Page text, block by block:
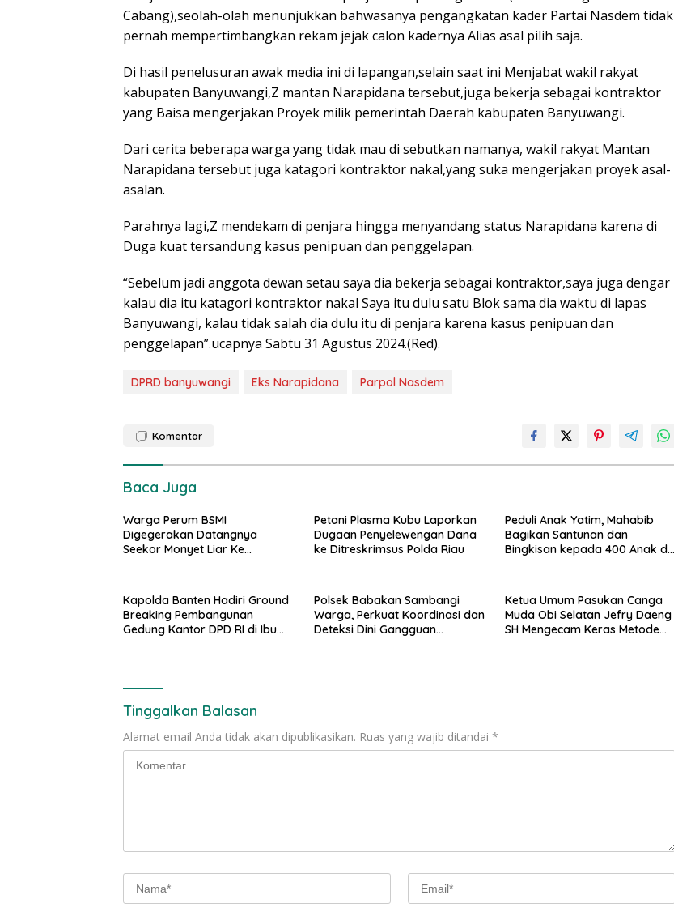
Cabang),seolah-olah menunjukkan bahwasanya pengangkatan kader Partai Nasdem tidak
pernah mempertimbangkan rekam jejak calon kadernya Alias asal pilih saja.
Di hasil penelusuran awak media ini di lapangan,selain saat ini Menjabat wakil rakyat
kabupaten Banyuwangi,Z mantan Narapidana tersebut,juga bekerja sebagai kontraktor
yang Baisa mengerjakan Proyek milik pemerintah Daerah kabupaten Banyuwangi.
Dari cerita beberapa warga yang tidak mau di sebutkan namanya, wakil rakyat Mantan
Narapidana tersebut juga katagori kontraktor nakal,yang suka mengerjakan proyek asal-
asalan.
Parahnya lagi,Z mendekam di penjara hingga menyandang status Narapidana karena di
Duga kuat tersandung kasus penipuan dan penggelapan.
“Sebelum jadi anggota dewan setau saya dia bekerja sebagai kontraktor,saya juga dengar
kalau dia itu katagori kontraktor nakal Saya itu dulu satu Blok sama dia waktu di lapas
Banyuwangi, kalau tidak salah dia dulu itu di penjara karena kasus penipuan dan
penggelapan”.ucapnya Sabtu 31 Agustus 2024.(Red).
DPRD banyuwangi Eks Narapidana Parpol Nasdem
Komentar
Baca Juga
Warga Perum BSMI
Digegerakan Datangnya
Seekor Monyet Liar Ke
Petani Plasma Kubu Laporkan
Dugaan Penyelewengan Dana
ke Ditreskrimsus Polda Riau
Peduli Anak Yatim, Mahabib
Bagikan Santunan dan
Bingkisan kepada 400 Anak di
Kapolda Banten Hadiri Ground
Breaking Pembangunan
Gedung Kantor DPD RI di Ibu
Polsek Babakan Sambangi
Warga, Perkuat Koordinasi dan
Deteksi Dini Gangguan
Ketua Umum Pasukan Canga
Muda Obi Selatan Jefry Daeng
SH Mengecam Keras Metode
Tinggalkan Balasan
Alamat email Anda tidak akan dipublikasikan. Ruas yang wajib ditandai *